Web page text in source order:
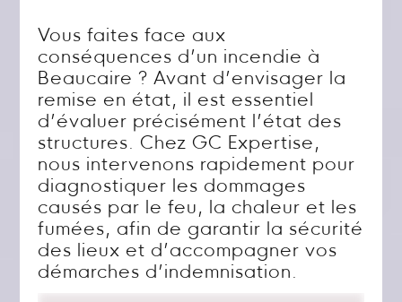
Vous faites face aux
conséquences d’un incendie à
Beaucaire ? Avant d’envisager la
remise en état, il est essentiel
d’évaluer précisément l’état des
structures. Chez GC Expertise,
nous intervenons rapidement pour
diagnostiquer les dommages
causés par le feu, la chaleur et les
fumées, afin de garantir la sécurité
des lieux et d’accompagner vos
démarches d’indemnisation.